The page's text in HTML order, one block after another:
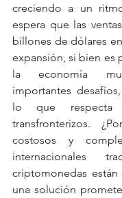
creciendo a un
espera que las
billones de dólares
expansión, si bien es
la economía
importantes
lo que
transfronterizos.
costosos y
internacionales
criptomonedas
una solución